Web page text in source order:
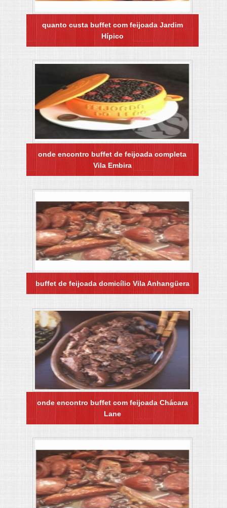
quanto custa buffet com feijoada Jardim
Hípico
onde encontro buffet de feijoada completa
Vila Embira
buffet de feijoada domicílio Vila Anhangüera
onde encontro buffet com feijoada Chácara
Lane